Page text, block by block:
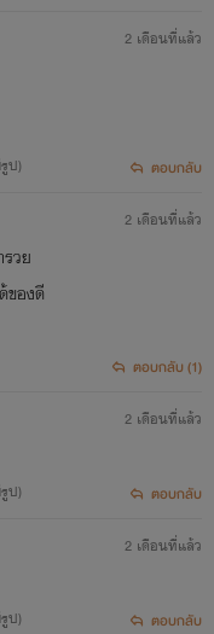
ป)
2 เดือนที่แล้ว
ตอบกลับ
วย
ของดี
2 เดือนที่แล้ว
ตอบกลับ (1)
ป)
2 เดือนที่แล้ว
ตอบกลับ
ป)
2 เดือนที่แล้ว
ตอบกลับ